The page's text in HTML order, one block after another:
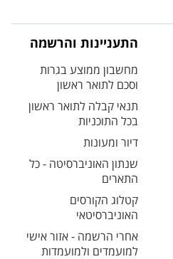
התעניינות והרשמה
מחשבון ממוצע בגרות
וסכם לתואר ראשון
תנאי קבלה לתואר ראשון
בכל התוכניות
דיור ומעונות
שנתון האוניברסיטה - כל
התארים
קטלוג הקורסים
האוניברסיטאי
אחרי הרשמה - אזור אישי
למועמדים ולמועמדות